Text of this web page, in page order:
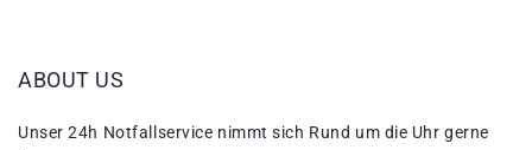
ABOUT US
Unser 24h Notfallservice nimmt sich Rund um die Uhr gerne